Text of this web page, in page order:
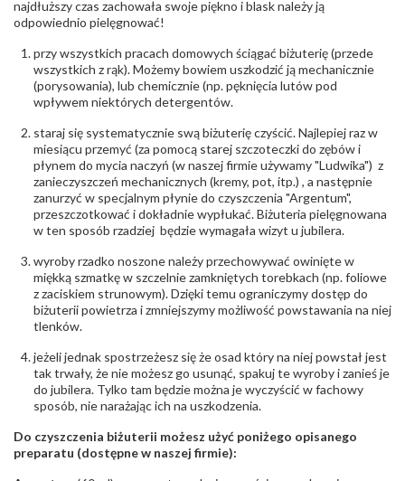
POZOSTAŁE KAMIENIE
Rodzaje kamieni:
Liczba kamieni:
Tanzanit - 1 szt.
Szlif kamieni:
Fasetowy owalny
Masa kamieni (łącznie): ok. 0.45 ct.
INNE PARAMETRY
najdłuższy czas zachowała swoje piękno i blask należy ją
odpowiednio pielęgnować!
przy wszystkich pracach domowych ściągać biżuterię (przede
wszystkich z rąk). Możemy bowiem uszkodzić ją mechanicznie
(porysowania), lub chemicznie (np. pęknięcia lutów pod
wpływem niektórych detergentów.
staraj się systematycznie swą biżuterię czyścić. Najlepiej raz w
miesiącu przemyć (za pomocą starej szczoteczki do zębów i
płynem do mycia naczyń (w naszej firmie używamy "Ludwika") z
zanieczyszczeń mechanicznych (kremy, pot, itp.) , a następnie
zanurzyć w specjalnym płynie do czyszczenia "Argentum",
przeszczotkować i dokładnie wypłukać. Biżuteria pielęgnowana
w ten sposób rzadziej będzie wymagała wizyt u jubilera.
wyroby rzadko noszone należy przechowywać owinięte w
miękką szmatkę w szczelnie zamkniętych torebkach (np. foliowe
z zaciskiem strunowym). Dzięki temu ograniczymy dostęp do
biżuterii powietrza i zmniejszymy możliwość powstawania na niej
tlenków.
jeżeli jednak spostrzeżesz się że osad który na niej powstał jest
tak trwały, że nie możesz go usunąć, spakuj te wyroby i zanieś je
do jubilera. Tylko tam będzie można je wyczyścić w fachowy
sposób, nie narażając ich na uszkodzenia.
Do czyszczenia biżuterii możesz użyć poniżego opisanego
preparatu (dostępne w naszej firmie):